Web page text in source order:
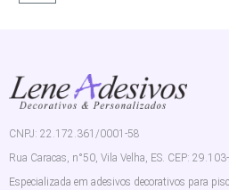
CNPJ: 22.172.361/0001-58
Rua Caracas, n°50, Vila Velha, ES. CEP:
Especializada em adesivos decorativos para